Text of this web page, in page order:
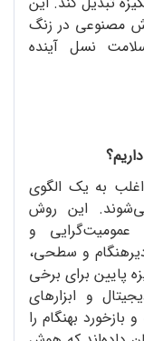
مصنوعی در زنگ
نسل آینده
به یک الگوی
این روش
و
و سطحی،
پایین برای برخی
و ابزارهای
بهنگام را